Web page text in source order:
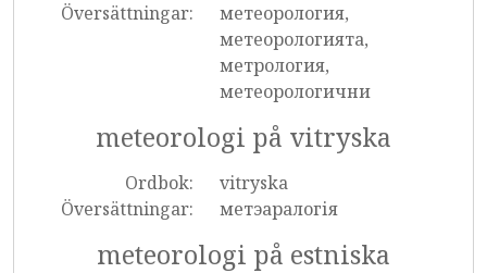
Översättningar:
метеорология,
метеорологията,
метрология,
метеорологични
meteorologi på vitryska
Ordbok:
vitryska
Översättningar:
метэаралогія
meteorologi på estniska